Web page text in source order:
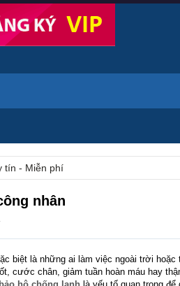
tín - Miễn phí
nhân
.
biệt là những ai làm việc ngoài trời hoặc
cước chân, giảm tuần hoàn máu hay